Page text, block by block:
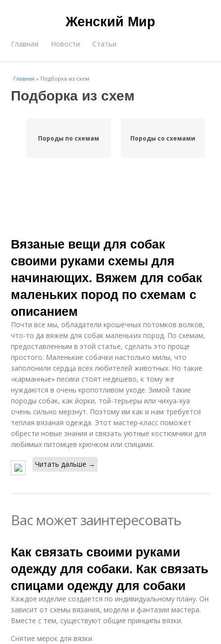
Женский Мир
Главная Новости Статьи
Главная » Подборка из схем
Подборка из схем
Породы по схемам Породы со схемами
Вязаные вещи для собак
своими руками схемы для
начинающих. Вяжем для собак
маленьких пород по схемам с
описанием
Почти все мы, обладатели крошечных потомков волков,
что-то да вяжем для собак маленьких пород. По схемам,
предоставленным в этой статье, сделать это проще
простого. Маленькие собачки настолько милы, что
заполонили сердца всех любителей животных. Но такие
«карманные» песики стоят недешево, к тому же
нуждаются в очень кропотливом уходе. Зимой такие
породы собак, как йорки, той-терьеры или чихуа-хуа
очень сильно мерзнут. Поэтому им как и нам требуется
теплая вязаная одежда. Этот мастер-класс поможет
обрести новые знания и связать уютные костюмчики для
любимых питомцев крючком или спицами.
Читать дальше →
Вас может заинтересовать
Как связать своими руками
одежду для собаки. Как связать
спицами одежду для собаки
Каждое изделие создается по индивидуальному плану. Он
зависит от схемы вязания, модели и фантазии мастера.
Вместе с тем, существуют общие принципы вязки.
Снятие мерок для вязки